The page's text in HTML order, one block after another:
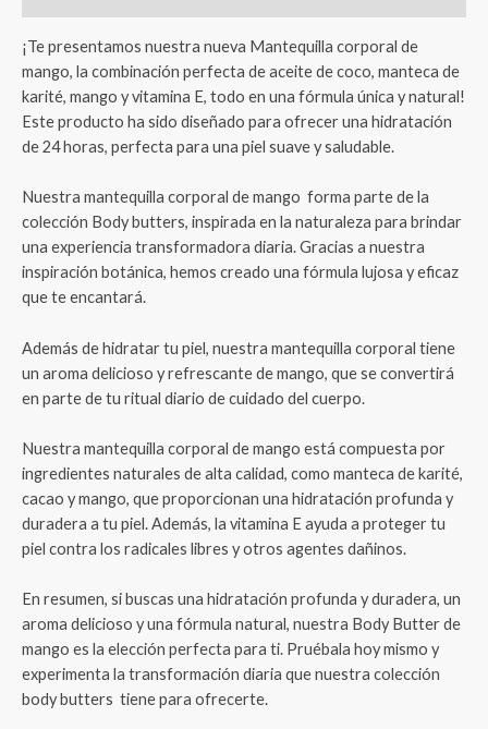
¡Te presentamos nuestra nueva Mantequilla corporal de
mango, la combinación perfecta de aceite de coco, manteca de
karité, mango y vitamina E, todo en una fórmula única y natural!
Este producto ha sido diseñado para ofrecer una hidratación
de 24 horas, perfecta para una piel suave y saludable.
Nuestra mantequilla corporal de mango forma parte de la
colección Body butters, inspirada en la naturaleza para brindar
una experiencia transformadora diaria. Gracias a nuestra
inspiración botánica, hemos creado una fórmula lujosa y eficaz
que te encantará.
Además de hidratar tu piel, nuestra mantequilla corporal tiene
un aroma delicioso y refrescante de mango, que se convertirá
en parte de tu ritual diario de cuidado del cuerpo.
Nuestra mantequilla corporal de mango está compuesta por
ingredientes naturales de alta calidad, como manteca de karité,
cacao y mango, que proporcionan una hidratación profunda y
duradera a tu piel. Además, la vitamina E ayuda a proteger tu
piel contra los radicales libres y otros agentes dañinos.
En resumen, si buscas una hidratación profunda y duradera, un
aroma delicioso y una fórmula natural, nuestra Body Butter de
mango es la elección perfecta para ti. Pruébala hoy mismo y
experimenta la transformación diaria que nuestra colección
body butters tiene para ofrecerte.